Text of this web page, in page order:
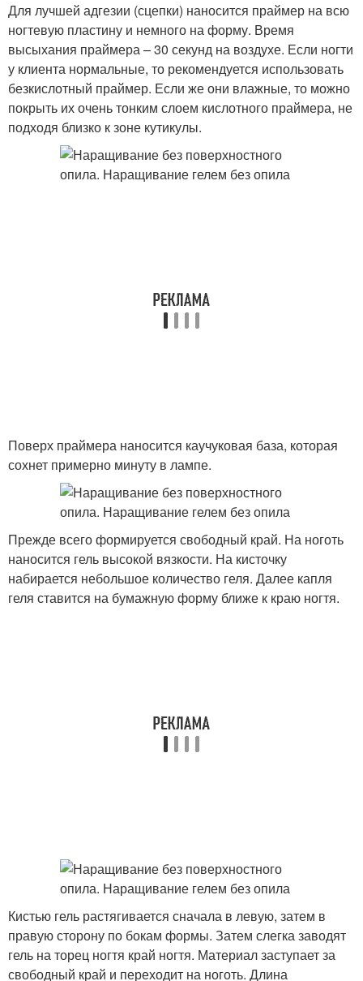
Для лучшей адгезии (сцепки) наносится праймер на всю
ногтевую пластину и немного на форму. Время
высыхания праймера – 30 секунд на воздухе. Если ногти
у клиента нормальные, то рекомендуется использовать
безкислотный праймер. Если же они влажные, то можно
покрыть их очень тонким слоем кислотного праймера, не
подходя близко к зоне кутикулы.
Поверх праймера наносится каучуковая база, которая
сохнет примерно минуту в лампе.
Прежде всего формируется свободный край. На ноготь
наносится гель высокой вязкости. На кисточку
набирается небольшое количество геля. Далее капля
геля ставится на бумажную форму ближе к краю ногтя.
Кистью гель растягивается сначала в левую, затем в
правую сторону по бокам формы. Затем слегка заводят
гель на торец ногтя край ногтя. Материал заступает за
свободный край и переходит на ноготь. Длина